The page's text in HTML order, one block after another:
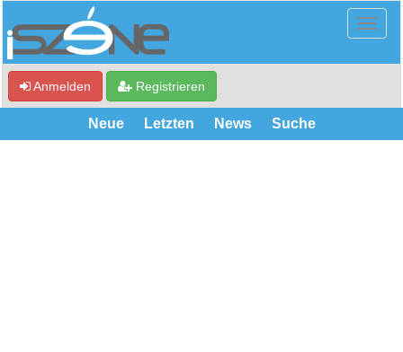
Anmelden Registrieren
Neue Letzten News Suche